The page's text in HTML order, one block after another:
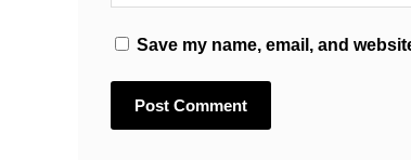
Save my name, email, and